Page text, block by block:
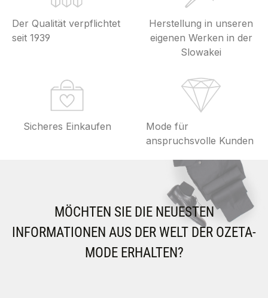
Der Qualität verpflichtet
seit 1939
Herstellung in unseren
eigenen Werken in der
Slowakei
Sicheres Einkaufen
Mode für
anspruchsvolle Kunden
MÖCHTEN SIE DIE NEUESTEN
INFORMATIONEN AUS DER WELT DER OZETA-
MODE ERHALTEN?